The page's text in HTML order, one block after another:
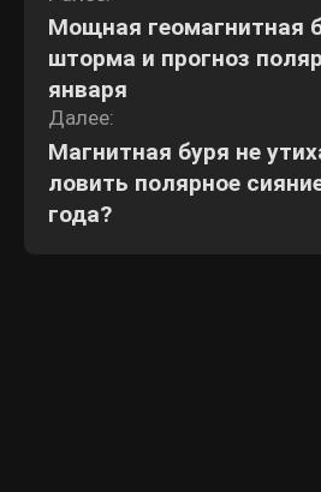
по
записям
Мощная геомагнитная
шторма и прогноз
января
Далее:
Магнитная буря не
ловить полярное
года?